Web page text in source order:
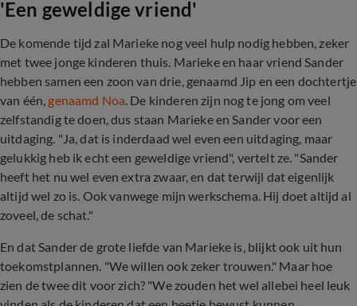
'Een geweldige vriend'
De komende tijd zal Marieke nog veel hulp nodig hebben, zeker
met twee jonge kinderen thuis. Marieke en haar vriend Sander
hebben samen een zoon van drie, genaamd Jip en een dochtertje
van één, genaamd Noa. De kinderen zijn nog te jong om veel
zelfstandig te doen, dus staan Marieke en Sander voor een
uitdaging. "Ja, dat is inderdaad wel even een uitdaging, maar
gelukkig heb ik echt een geweldige vriend", vertelt ze. "Sander
heeft het nu wel even extra zwaar, en dat terwijl dat eigenlijk
altijd wel zo is. Ook vanwege mijn werkschema. Hij doet altijd al
zoveel, de schat."
En dat Sander de grote liefde van Marieke is, blijkt ook uit hun
toekomstplannen. "We willen ook zeker trouwen." Maar hoe
zien de twee dit voor zich? "We zouden het wel allebei heel leuk